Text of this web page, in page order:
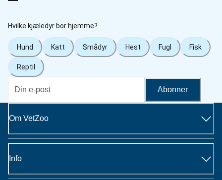
Hvilke kjæledyr bor hjemme?
Hund Katt Smådyr Hest Fugl Fisk
Reptil
Abonner
Om VetZoo
Info